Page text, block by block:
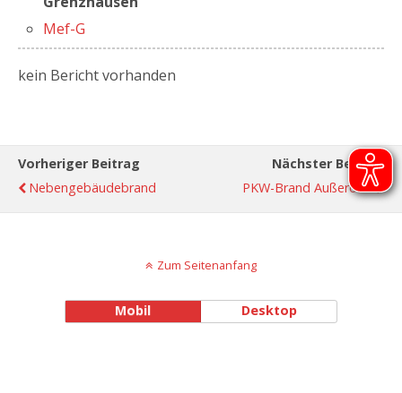
Mef-G
kein Bericht vorhanden
Vorheriger Beitrag
Nebengebäudebrand
Nächster Beitrag
PKW-Brand Außerorts
Zum Seitenanfang
Mobil Desktop